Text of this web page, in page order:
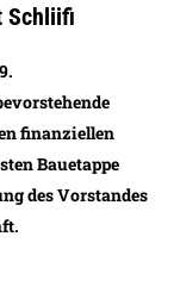
Schliifi
finanziellen
Bauetappe
des Vorstandes